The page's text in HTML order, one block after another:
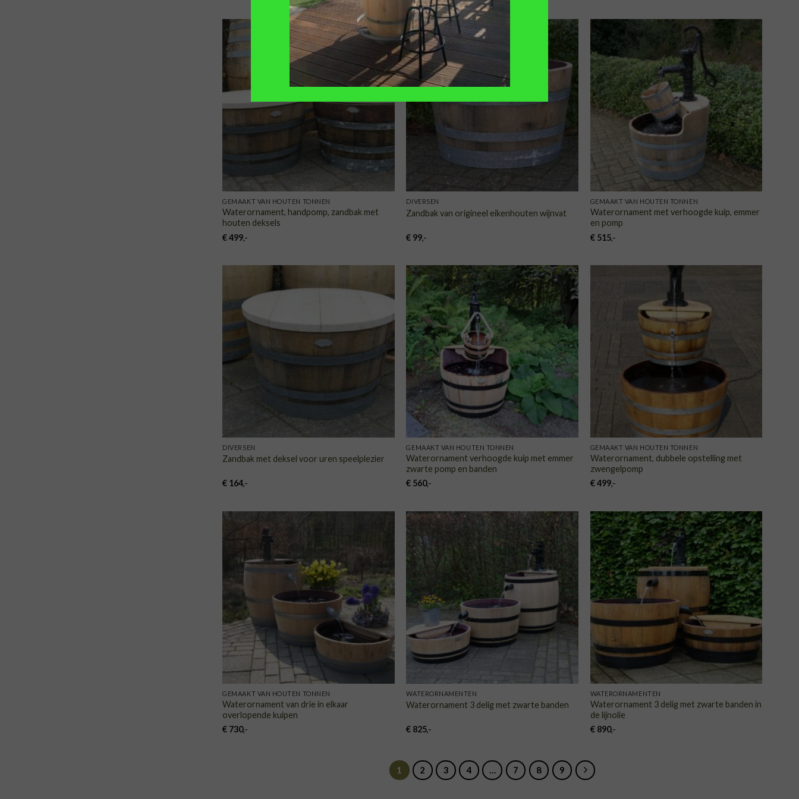
AAN
VERLANGLIJST
GEMAAKT VAN HOUTEN TONNEN
Waterornament, handpomp, zandbak met
houten deksels
€499,-
DIVERSEN
Zandbak van origineel eikenhouten wijnvat
€ 99,-
TOEVOEGEN
AAN
VERLANGLIJST
GEMAAKT VAN HOUTEN TONNEN
Waterornament met verhoogde kuip, emmer
en pomp
€515,-
DIVERSEN
Zandbak met deksel voor uren speelplezier
€ 164,-
TOEVOEGEN
AAN
VERLANGLIJST
GEMAAKT VAN HOUTEN TONNEN
Waterornament verhoogde kuip met emmer
zwarte pomp en banden
€ 560,-
VERLANGLIJST
GEMAAKT VAN HOUTEN TONNEN
Waterornament, dubbele opstelling met
zwengelpomp
€499,-
TOEVOEGEN
VERLANGLIJST
GEMAAKT VAN HOUTEN TONNEN
Waterornament van drie in elkaar
overlopende kuipen
€ 730,-
TOEVOEGEN
AAN
VERLANGLIJST
WATERORNAMENTEN
Waterornament 3 delig met zwarte banden
€ 825,-
TOEVOEGEN
AAN
VERLANGLIJST
WATERORNAMENTEN
Waterornament 3 delig met zwarte banden in
de lijnolie
€890,-
1 2 3 4 … 7 8 9